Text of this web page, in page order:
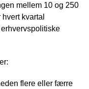
mellem 10 og 250
kvartal
flere eller færre